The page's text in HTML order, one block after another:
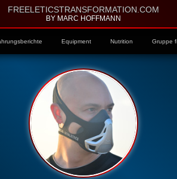
FREELETICSTRANSFORMATION.COM
BY MARC HOFFMANN
Equipment Nutrition Gruppe